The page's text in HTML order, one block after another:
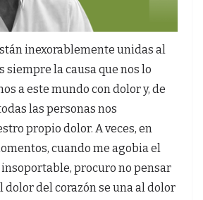
inexorablemente unidas al
siempre la causa que nos lo
a este mundo con dolor y, de
las personas nos
propio dolor. A veces, en
cuando me agobia el
insoportable, procuro no pensar
dolor del corazón se una al dolor